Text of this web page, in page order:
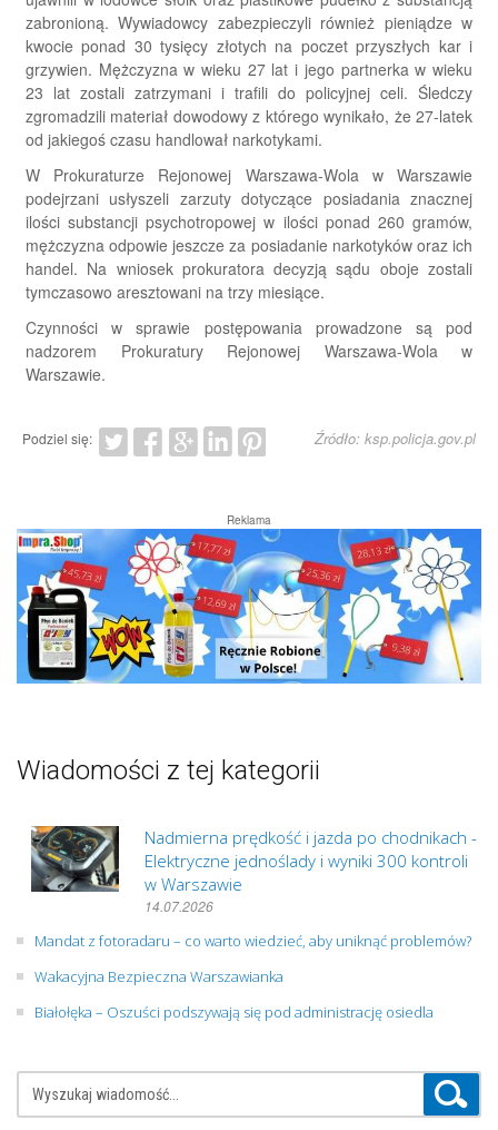
zabronioną. Wywiadowcy zabezpieczyli również pieniądze w
kwocie ponad 30 tysięcy złotych na poczet przyszłych kar i
grzywien. Mężczyzna w wieku 27 lat i jego partnerka w wieku
23 lat zostali zatrzymani i trafili do policyjnej celi. Śledczy
zgromadzili materiał dowodowy z którego wynikało, że 27-latek
od jakiegoś czasu handlował narkotykami.
W Prokuraturze Rejonowej Warszawa-Wola w Warszawie
podejrzani usłyszeli zarzuty dotyczące posiadania znacznej
ilości substancji psychotropowej w ilości ponad 260 gramów,
mężczyzna odpowie jeszcze za posiadanie narkotyków oraz ich
handel. Na wniosek prokuratora decyzją sądu oboje zostali
tymczasowo aresztowani na trzy miesiące.
Czynności w sprawie postępowania prowadzone są pod
nadzorem Prokuratury Rejonowej Warszawa-Wola w
Warszawie.
Podziel się: Źródło: ksp.policja.gov.pl
Reklama
Wiadomości z tej kategorii
Nadmierna prędkość i jazda po chodnikach -
Elektryczne jednoślady i wyniki 300 kontroli
w Warszawie
14.07.2026
Mandat z fotoradaru – co warto wiedzieć, aby uniknąć problemów?
Wakacyjna Bezpieczna Warszawianka
Białołęka – Oszuści podszywają się pod administrację osiedla